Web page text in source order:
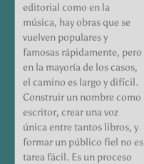
editorial como en la
música, hay obras que se
vuelven populares y
famosas rápidamente, pero
en la mayoría de los casos,
el camino es largo y difícil.
Construir un nombre como
escritor, crear una voz
única entre tantos libros, y
formar un público fiel no es
tarea fácil. Es un proceso